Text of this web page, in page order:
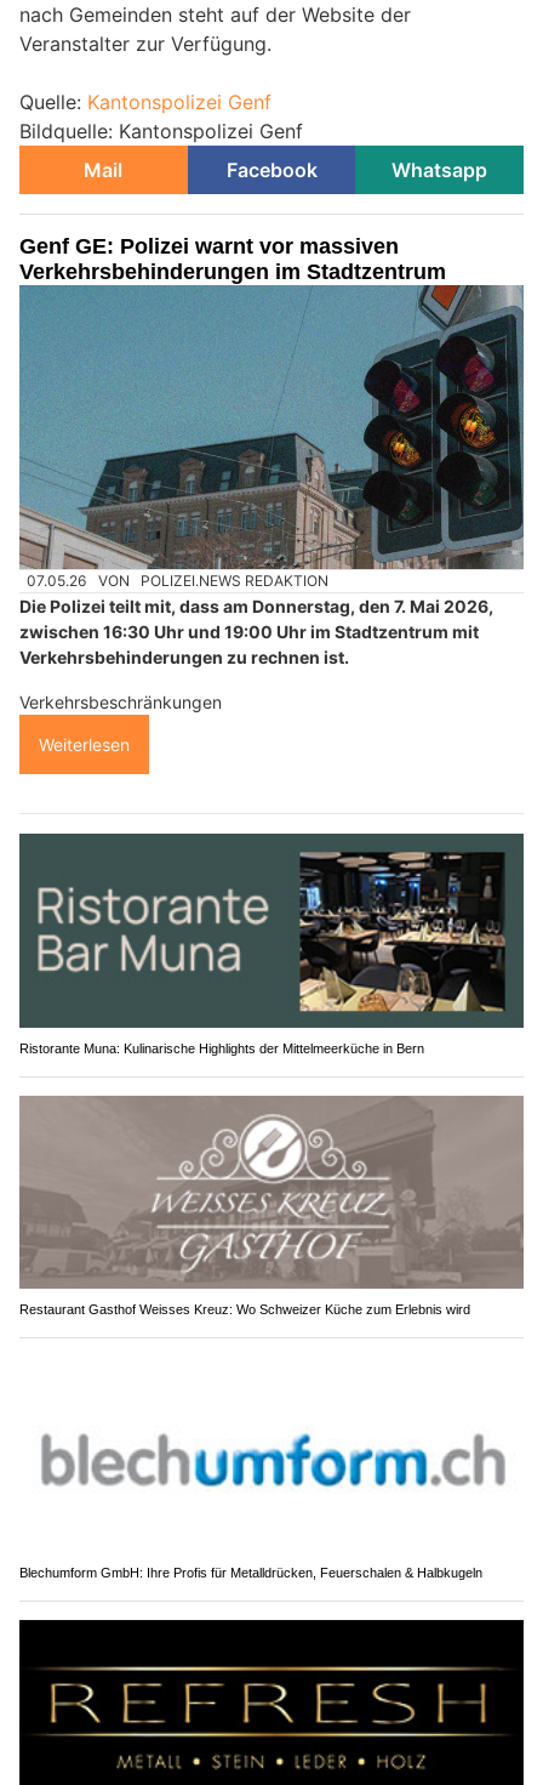
nach Gemeinden steht auf der Website der
Veranstalter zur Verfügung.
Quelle: Kantonspolizei Genf
Bildquelle: Kantonspolizei Genf
Mail
Facebook Whatsapp
Genf GE: Polizei warnt vor massiven
Verkehrsbehinderungen im Stadtzentrum
07.05.26 VON POLIZEI.NEWS REDAKTION
Die Polizei teilt mit, dass am Donnerstag, den 7. Mai 2026,
zwischen 16:30 Uhr und 19:00 Uhr im Stadtzentrum mit
Verkehrsbehinderungen zu rechnen ist.
Verkehrsbeschränkungen
Weiterlesen
Ristorante Muna: Kulinarische Highlights der Mittelmeerküche in Bern
Restaurant Gasthof Weisses Kreuz: Wo Schweizer Küche zum Erlebnis wird
Blechumform GmbH: Ihre Profis für Metalldrücken, Feuerschalen & Halbkugeln